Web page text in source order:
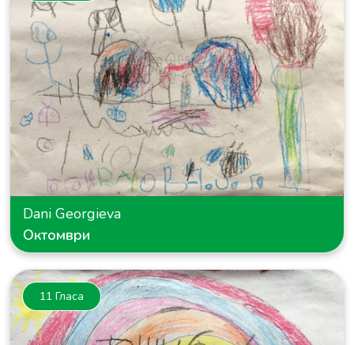
Dani Georgieva
Октомври
11 Гласа